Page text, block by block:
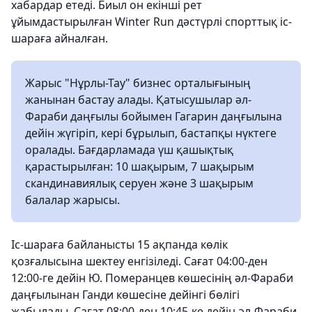
хабардар етеді. Биыл он екінші рет
ұйымдастырылған Winter Run дәстүрлі спорттық іс-
шараға айналған.
Жарыс "Нұрлы-Тау" бизнес орталығының
жанынан бастау алады. Қатысушылар әл-
Фараби даңғылы бойымен Гагарин даңғылына
дейін жүгіріп, кері бұрылып, бастапқы нүктеге
оралады. Бағдарламада үш қашықтық
қарастырылған: 10 шақырым, 7 шақырым
скандинавиялық серуен және 3 шақырым
балалар жарысы.
Іс-шараға байланысты 15 ақпанда көлік
қозғалысына шектеу енгізіледі. Сағат 04:00-ден
12:00-ге дейін Ю. Померанцев көшесінің әл-Фараби
даңғылынан Ганди көшесіне дейінгі бөлігі